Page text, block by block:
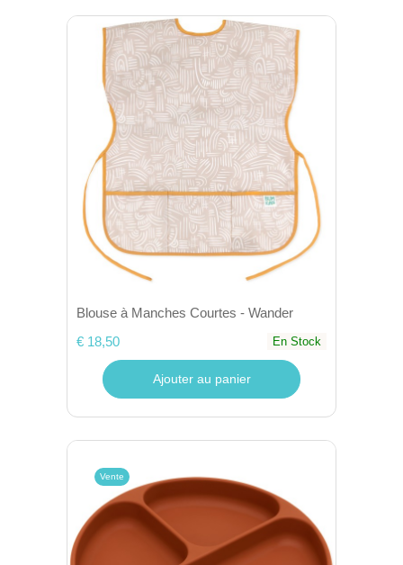
Blouse à Manches Courtes - Wander
€ 18,50
En Stock
Ajouter au panier
Vente